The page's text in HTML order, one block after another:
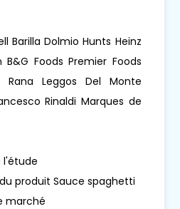
Barilla Dolmio Hunts Heinz
B&G Foods Premier Foods
Rana Leggos Del Monte
Rinaldi Marques de
l'étude
du produit Sauce spaghetti
marché